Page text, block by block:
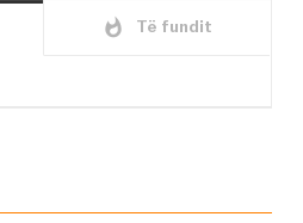
whatshot Të fundit